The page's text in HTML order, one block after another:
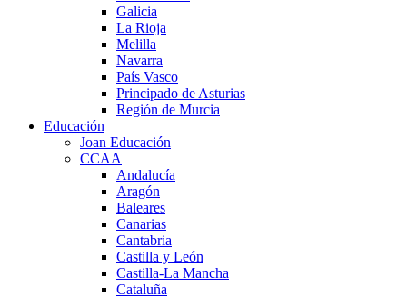
Galicia
La Rioja
Melilla
Navarra
País Vasco
Principado de Asturias
Región de Murcia
Educación
Joan Educación
CCAA
Andalucía
Aragón
Baleares
Canarias
Cantabria
Castilla y León
Castilla-La Mancha
Cataluña